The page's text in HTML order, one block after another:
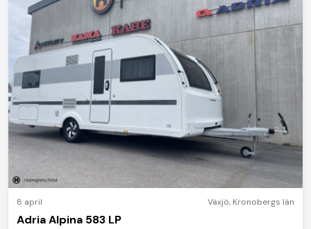
8 april Växjö, Kronobergs län
Adria Alpina 583 LP